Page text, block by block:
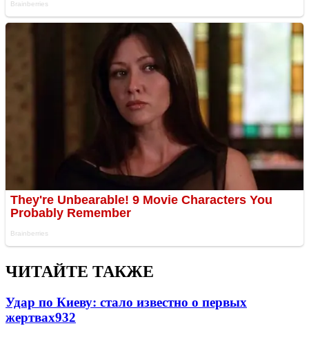
ЧИТАЙТЕ ТАКЖЕ
Удар по Киеву: стало известно о первых
жертвах932